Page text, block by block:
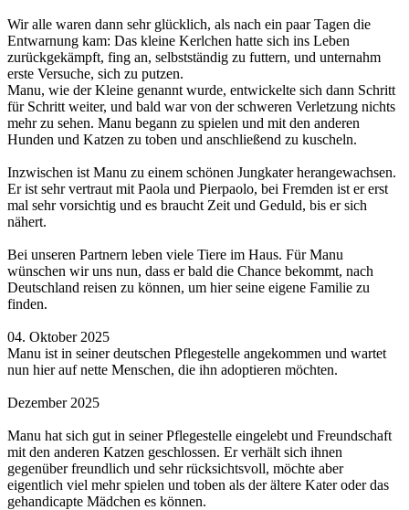
Wir alle waren dann sehr glücklich, als nach ein paar Tagen die
Entwarnung kam: Das kleine Kerlchen hatte sich ins Leben
zurückgekämpft, fing an, selbstständig zu futtern, und unternahm
erste Versuche, sich zu putzen.
Manu, wie der Kleine genannt wurde, entwickelte sich dann Schritt
für Schritt weiter, und bald war von der schweren Verletzung nichts
mehr zu sehen. Manu begann zu spielen und mit den anderen
Hunden und Katzen zu toben und anschließend zu kuscheln.
Inzwischen ist Manu zu einem schönen Jungkater herangewachsen.
Er ist sehr vertraut mit Paola und Pierpaolo, bei Fremden ist er erst
mal sehr vorsichtig und es braucht Zeit und Geduld, bis er sich
nähert.
Bei unseren Partnern leben viele Tiere im Haus. Für Manu
wünschen wir uns nun, dass er bald die Chance bekommt, nach
Deutschland reisen zu können, um hier seine eigene Familie zu
finden.
04. Oktober 2025
Manu ist in seiner deutschen Pflegestelle angekommen und wartet
nun hier auf nette Menschen, die ihn adoptieren möchten.
Dezember 2025
Manu hat sich gut in seiner Pflegestelle eingelebt und Freundschaft
mit den anderen Katzen geschlossen. Er verhält sich ihnen
gegenüber freundlich und sehr rücksichtsvoll, möchte aber
eigentlich viel mehr spielen und toben als der ältere Kater oder das
gehandicapte Mädchen es können.